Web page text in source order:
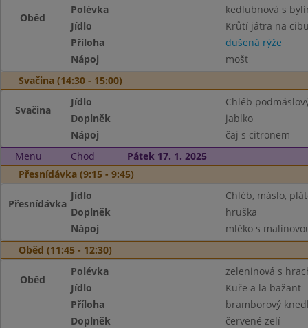
Oběd
Polévka
kedlubnová s
Jídlo
Krůtí játra na
Příloha
dušená rýže
Nápoj
mošt
Svačina (14:30 - 15:00)
Svačina
Jídlo
Chléb
Doplněk
jablko
Nápoj
čaj s citronem
Menu
Chod
Pátek 17. 1. 2025
Přesnídávka (9:15 - 9:45)
Přesnídávka
Jídlo
Chléb, máslo,
Doplněk
hruška
Nápoj
mléko s
Oběd (11:45 - 12:30)
Oběd
Polévka
zeleninová s
Jídlo
Kuře a la bažant
Příloha
bramborový
Doplněk
červené zelí